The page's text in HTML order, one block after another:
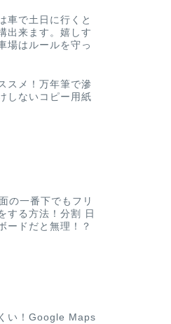
車で土日に行くと
出来ます。嬉しす
場はルールを守っ
スメ！万年筆で滲
しないコピー用紙
の一番下でもフリ
する方法！分割 日
ードだと無理！？
い！Google Maps